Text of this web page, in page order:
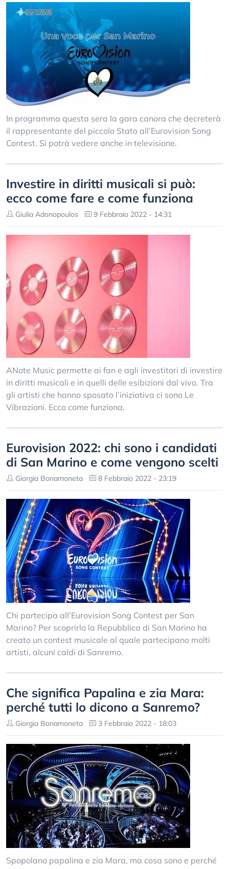
In programma questa sera la gara canora che decreterà
il rappresentante del piccolo Stato all’Eurovision Song
Contest. Si potrà vedere anche in televisione.
Investire in diritti musicali si può:
ecco come fare e come funziona
Giulia Adonopoulos 9 Febbraio 2022 - 14:31
ANote Music permette ai fan e agli investitori di investire
in diritti musicali e in quelli delle esibizioni dal vivo. Tra
gli artisti che hanno sposato l’iniziativa ci sono Le
Vibrazioni. Ecco come funziona.
Eurovision 2022: chi sono i candidati
di San Marino e come vengono scelti
Giorgia Bonamoneta 8 Febbraio 2022 - 23:19
Chi partecipa all’Eurovision Song Contest per San
Marino? Per scoprirlo la Repubblica di San Marino ha
creato un contest musicale al quale partecipano molti
artisti, alcuni caldi di Sanremo.
Che significa Papalina e zia Mara:
perché tutti lo dicono a Sanremo?
Giorgia Bonamoneta 3 Febbraio 2022 - 18:03
Spopolano papalina e zia Mara, ma cosa sono e perché